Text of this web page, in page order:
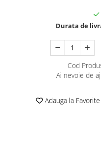
Oale și vase de gătit
Pistol pentru vopsit
Presostate/Regulatoare de
Durata de
Cod
Ai nevoie de
Adauga la Favorite